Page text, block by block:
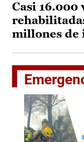
Casi 16.000
millones de